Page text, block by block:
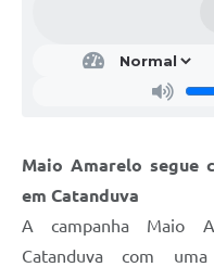
Maio Amarelo segue
em Catanduva
A campanha Maio
Catanduva com